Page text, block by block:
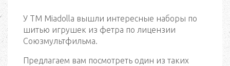
У ТМ Miadolla вышли интересные наборы по
шитью игрушек из фетра по лицензии
Союзмультфильма.
Предлагаем вам посмотреть один из таких